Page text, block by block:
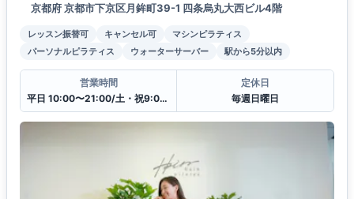
京都府 京都市下京区月鉾町39-1 四条烏丸大西ビル4階
レッスン振替可 キャンセル可
マシンピラティス
パーソナルピラティス
ウォーターサーバー 駅から5分以内
営業時間
平日 10:00〜21:00/土・祝9:00〜20:00
定休日
毎週日曜日